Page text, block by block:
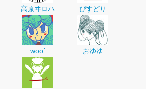
高原ヰロハ ぴすどり
woof おゆゆ